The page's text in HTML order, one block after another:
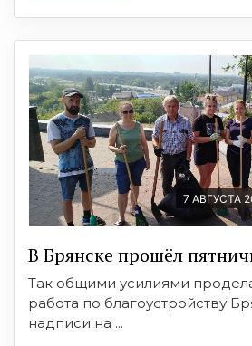
7 АВГУСТА
В Брянске прошёл
Так общими усилиями
работа по благоустройству
надписи на ...